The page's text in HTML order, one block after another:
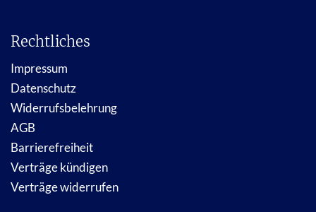
Rechtliches
Impressum
Datenschutz
Widerrufsbelehrung
AGB
Barrierefreiheit
Verträge kündigen
Verträge widerrufen